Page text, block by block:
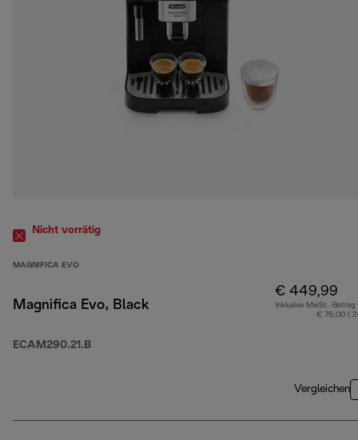
Nicht vorrätig
MAGNIFICA EVO
Magnifica Evo, Black
ECAM290.21.B
€ 449,99
Inklusive MwSt.-Betrag
€ 75,00 (
Vergleichen